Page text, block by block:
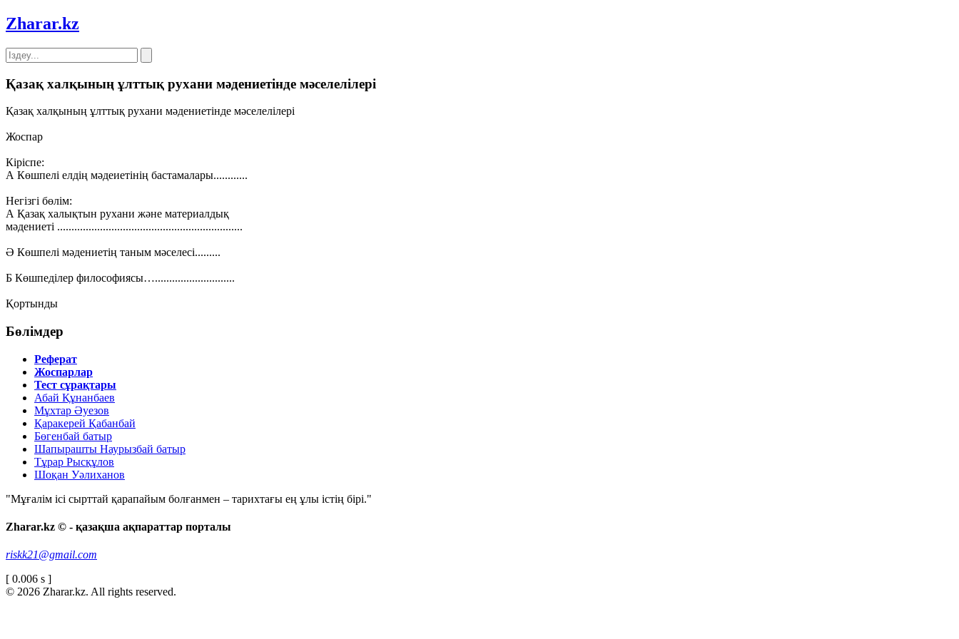
Zharar.kz
Қазақ халқының ұлттық рухани мәдениетінде мәселелілері
Қазақ халқының ұлттық рухани мәдениетінде мәселелілері
Жоспар
Кіріспе:
А Көшпелі елдің мәдеиетінің бастамалары............
Негізгі бөлім:
А Қазақ халықтын рухани және материалдық
мәдениеті .................................................................
Ә Көшпелі мәдениетің таным мәселесі.........
Б Көшпеділер философиясы…............................
Қортынды
Бөлімдер
Реферат
Жоспарлар
Тест сұрақтары
Абай Құнанбаев
Мұхтар Әуезов
Қаракерей Қабанбай
Бөгенбай батыр
Шапырашты Наурызбай батыр
Тұрар Рысқұлов
Шоқан Уәлиханов
"Мұғалім ісі сырттай қарапайым болғанмен – тарихтағы ең ұлы істің бірі."
Zharar.kz © - қазақша ақпараттар порталы
riskk21@gmail.com
[ 0.006 s ]
© 2026 Zharar.kz. All rights reserved.